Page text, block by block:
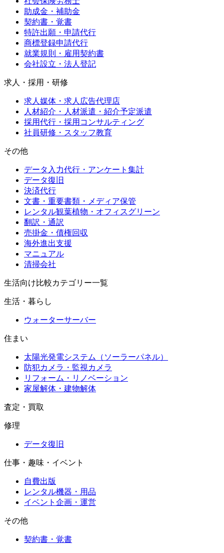
助成金・補助金
契約書・覚書
特許出願・申請代行
商標登録申請代行
就業規則・雇用契約書
会社設立・法人登記
求人・採用・研修
求人媒体・求人広告代理店
人材紹介・人材派遣・紹介予定派遣
採用代行・採用コンサルティング
社員研修・スタッフ教育
その他
データ入力代行・アンケート集計
データ復旧
決済代行
文書・重要書類・メディア保管
レンタル観葉植物・オフィスグリーン
翻訳・通訳
売掛金・債権回収
海外進出支援
マニュアル
清掃会社
生活向け比較カテゴリー一覧
生活・暮らし
ウォーターサーバー
住まい
太陽光発電システム（ソーラーパネル）
防犯カメラ・監視カメラ
リフォーム・リノベーション
家屋解体・建物解体
査定・買取
修理
データ復旧
仕事・趣味・イベント
自費出版
レンタル機器・用品
イベント企画・運営
その他
契約書・覚書